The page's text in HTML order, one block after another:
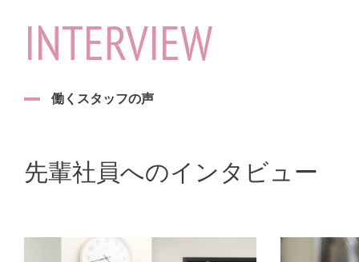
働くスタッフの声
INTERVIEW
先輩社員へのインタビュー